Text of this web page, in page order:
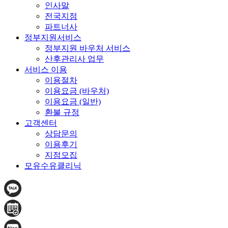
인사말
전국지점
파트너사
정부지원서비스
정부지원 바우처 서비스
산후관리사 업무
서비스 이용
이용절차
이용요금 (바우처)
이용요금 (일반)
환불 규정
고객센터
상담문의
이용후기
지점모집
모유수유클리닉